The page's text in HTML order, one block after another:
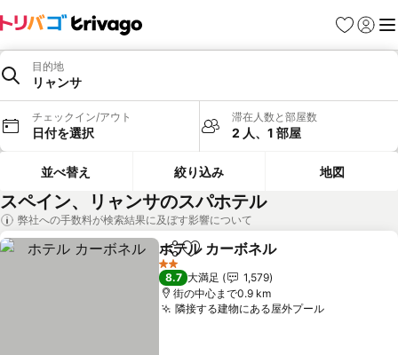
お気に入り
ログイ
メ
目的地
リャンサ
チェックイン/アウト
日付を選択
滞在人数と部屋数
2 人、1 部屋
並べ替え 絞り込み 地図
スペイン、リャンサのスパホテル
弊社への手数料が検索結果に及ぼす影響について
シェアお気に入りに追加
ホテル カーボネル
2 ホテルのランク
8.7 大満足
1,579
街の中心まで0.9 km
隣接する建物にある屋外プール